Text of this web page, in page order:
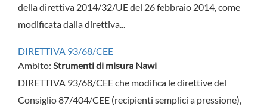
della direttiva 2014/32/UE del 26 febbraio 2014, come
modificata dalla direttiva...
DIRETTIVA 93/68/CEE
Ambito: Strumenti di misura Nawi
DIRETTIVA 93/68/CEE che modifica le direttive del
Consiglio 87/404/CEE (recipienti semplici a pressione),